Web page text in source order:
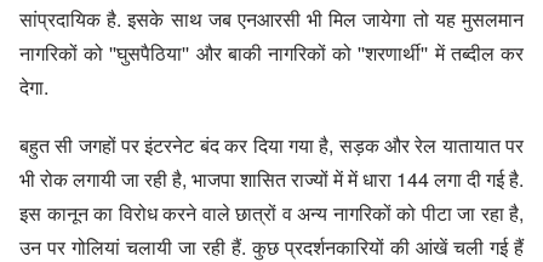
सांप्रदायिक है. इसके साथ जब एनआरसी भी मिल जायेगा तो यह मुसलमान
नागरिकों को ''घुसपैठिया'' और बाकी नागरिकों को ''शरणार्थी'' में तब्दील कर
देगा.
बहुत सी जगहों पर इंटरनेट बंद कर दिया गया है, सड़क और रेल यातायात पर
भी रोक लगायी जा रही है, भाजपा शासित राज्यों में में धारा 144 लगा दी गई है.
इस कानून का विरोध करने वाले छात्रों व अन्य नागरिकों को पीटा जा रहा है,
उन पर गोलियां चलायी जा रही हैं. कुछ प्रदर्शनकारियों की आंखें चली गई हैं